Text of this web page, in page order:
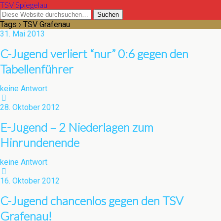
TSV Spiegelau
Tags › TSV Grafenau
31. Mai 2013
C-Jugend verliert “nur” 0:6 gegen den
Tabellenführer
keine Antwort
28. Oktober 2012
E-Jugend – 2 Niederlagen zum
Hinrundenende
keine Antwort
16. Oktober 2012
C-Jugend chancenlos gegen den TSV
Grafenau!